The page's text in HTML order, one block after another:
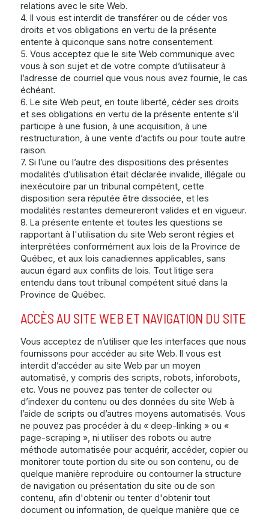
relations avec le site Web.
4. Il vous est interdit de transférer ou de céder vos
droits et vos obligations en vertu de la présente
entente à quiconque sans notre consentement.
5. Vous acceptez que le site Web communique avec
vous à son sujet et de votre compte d’utilisateur à
l’adresse de courriel que vous nous avez fournie, le cas
échéant.
6. Le site Web peut, en toute liberté, céder ses droits
et ses obligations en vertu de la présente entente s’il
participe à une fusion, à une acquisition, à une
restructuration, à une vente d’actifs ou pour toute autre
raison.
7. Si l’une ou l’autre des dispositions des présentes
modalités d’utilisation était déclarée invalide, illégale ou
inexécutoire par un tribunal compétent, cette
disposition sera réputée être dissociée, et les
modalités restantes demeureront valides et en vigueur.
8. La présente entente et toutes les questions se
rapportant à l'utilisation du site Web seront régies et
interprétées conformément aux lois de la Province de
Québec, et aux lois canadiennes applicables, sans
aucun égard aux conflits de lois. Tout litige sera
entendu dans tout tribunal compétent situé dans la
Province de Québec.
ACCÈS AU SITE WEB ET NAVIGATION DU SITE
Vous acceptez de n’utiliser que les interfaces que nous
fournissons pour accéder au site Web. Il vous est
interdit d’accéder au site Web par un moyen
automatisé, y compris des scripts, robots, inforobots,
etc. Vous ne pouvez pas tenter de collecter ou
d’indexer du contenu ou des données du site Web à
l’aide de scripts ou d’autres moyens automatisés. Vous
ne pouvez pas procéder à du « deep-linking » ou «
page-scraping », ni utiliser des robots ou autre
méthode automatisée pour acquérir, accéder, copier ou
monitorer toute portion du site ou son contenu, ou de
quelque manière reproduire ou contourner la structure
de navigation ou présentation du site ou de son
contenu, afin d'obtenir ou tenter d'obtenir tout
document ou information, de quelque manière que ce